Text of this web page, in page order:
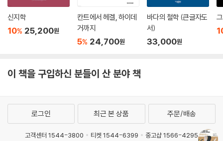
신지학
10% 25,200원
칸트에서 헤겔, 하이데
거까지
5% 24,700원
바다의 철학 (큰글자도
서)
33,000원
이 책을 구입하신 분들이 산 분야 책
로그인 최근 본 상품 주문/배송
고객센터 1544-3800 티켓 1544-6399
중고샵 1566-4295